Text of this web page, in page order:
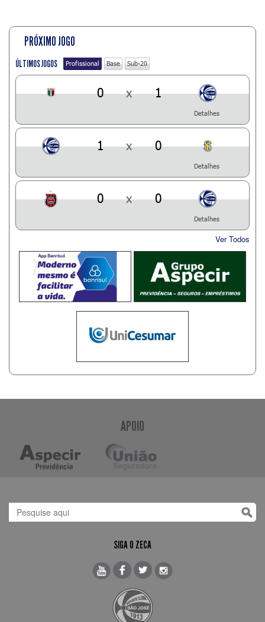
PRÓXIMO JOGO
ÚLTIMOS JOGOS Profissional Base Sub-20
0 x 1
Detalhes
1 x 0
Detalhes
0 x 0
Detalhes
Ver Todos
APOIO
SIGA O ZECA